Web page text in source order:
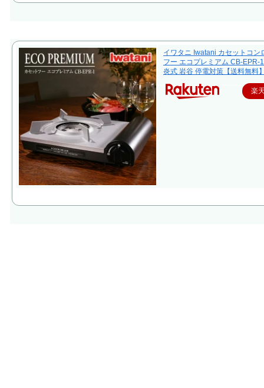
イワタニ Iwatani カセットコン
フー エコプレミアム CB-EPR-
炎式 岩谷 停電対策【送料無料
楽